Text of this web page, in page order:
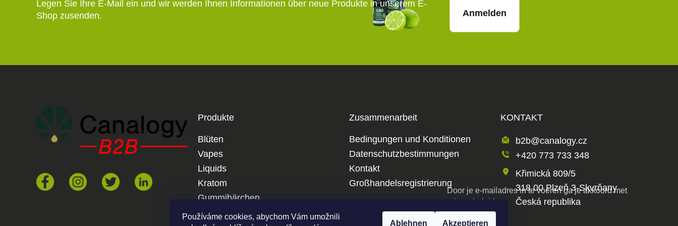
Používáme cookies, abychom Vám umožnili
Ablehnen Akzeptieren
Legen Sie Ihre E-Mail ein und wir werden Ihnen Informationen über neue Produkte in unserem E-
Shop zusenden.
Door je e-mailadres in te voeren ga je akkoord met
privacybeleid
Anmelden
Produkte
Blüten
Vapes
Liquids
Kratom
Gummibärchen
Joints
Zusammenarbeit
Bedingungen und Konditionen
Datenschutzbestimmungen
Kontakt
Großhandelsregistrierung
KONTAKT
b2b@canalogy.cz
+420 773 733 348
Křimická 809/5
318 00 Plzeň 3-Skvrňany
Česká republika